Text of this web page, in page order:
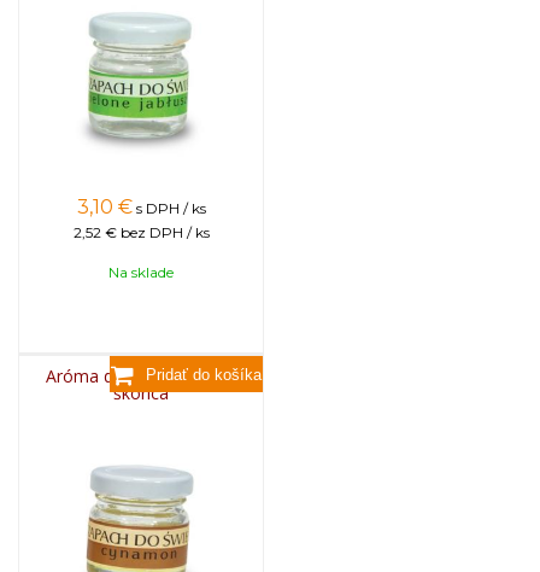
3,10 € s DPH / ks
2,52 € bez DPH / ks
Na sklade
Aróma do sviečok, 25g -
škorica